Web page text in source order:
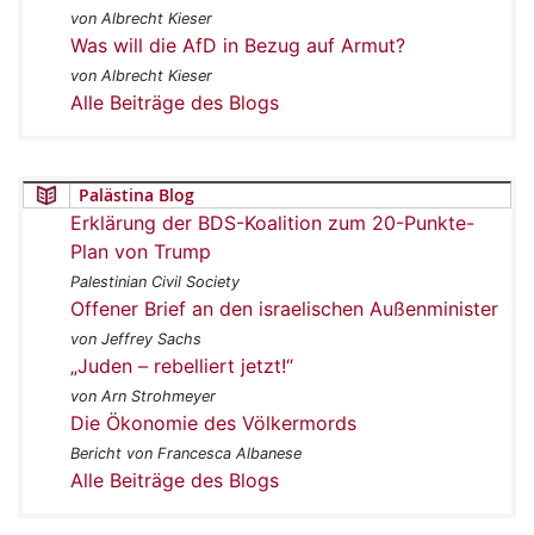
von Albrecht Kieser
Was will die AfD in Bezug auf Armut?
von Albrecht Kieser
Alle Beiträge des Blogs
Palästina Blog
Erklärung der BDS-Koalition zum 20-Punkte-
Plan von Trump
Palestinian Civil Society
Offener Brief an den israelischen Außenminister
von Jeffrey Sachs
„Juden – rebelliert jetzt!“
von Arn Strohmeyer
Die Ökonomie des Völkermords
Bericht von Francesca Albanese
Alle Beiträge des Blogs